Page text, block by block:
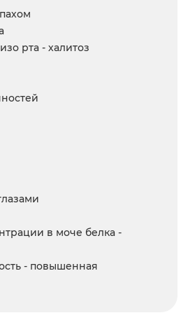
рта - халитоз
в моче белка -
- повышенная